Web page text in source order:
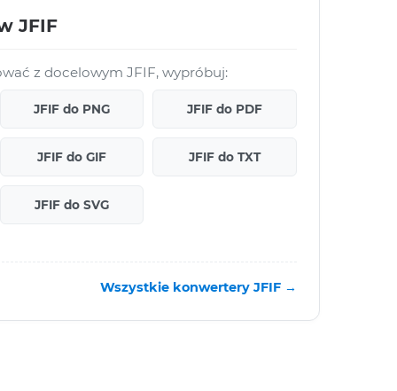
JFIF
z docelowym JFIF, wypróbuj:
JFIF do PNG JFIF do PDF
JFIF do GIF JFIF do TXT
JFIF do SVG
Wszystkie konwertery JFIF →